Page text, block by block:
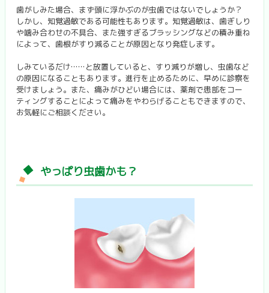
歯がしみた場合、まず頭に浮かぶのが虫歯ではないでしょうか？
しかし、知覚過敏である可能性もあります。知覚過敏は、歯ぎしり
や噛み合わせの不具合、また強すぎるブラッシングなどの積み重ね
によって、歯根がすり減ることが原因となり発症します。
しみているだけ……と放置していると、すり減りが増し、虫歯など
の原因になることもあります。進行を止めるために、早めに診察を
受けましょう。また、痛みがひどい場合には、薬剤で患部をコー
ティングすることによって痛みをやわらげることもできますので、
お気軽にご相談ください。
やっぱり虫歯かも？